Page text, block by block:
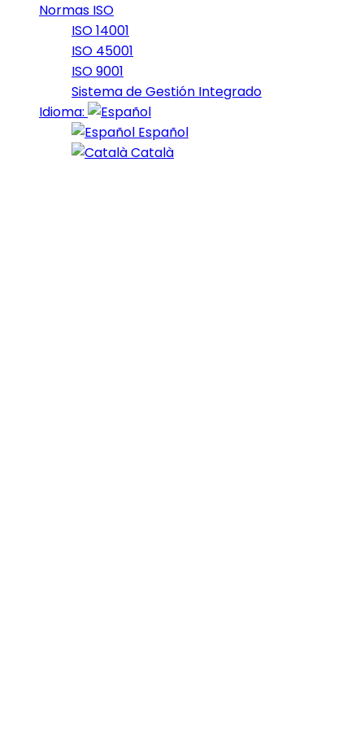
Normas ISO
ISO 14001
ISO 45001
ISO 9001
Sistema de Gestión Integrado
Idioma:
Español
Català